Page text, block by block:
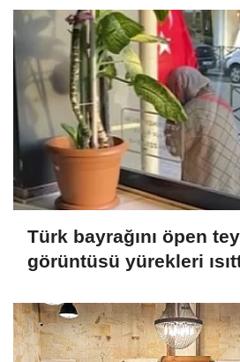
Türk bayrağını öpen
görüntüsü yürekleri